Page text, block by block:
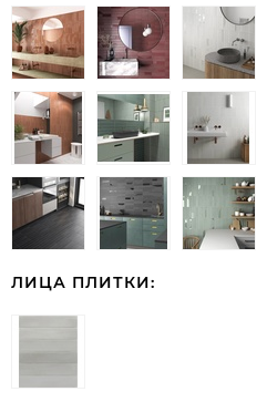
ЛИЦА ПЛИТКИ: